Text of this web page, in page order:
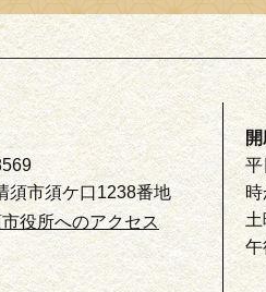
須市須ケ口1238番地
役所へのアクセス
開
午